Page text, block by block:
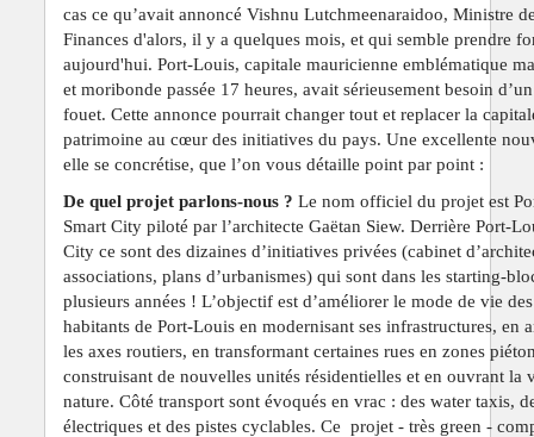
cas ce qu’avait annoncé Vishnu Lutchmeenaraidoo, Ministre
Finances d'alors, il y a quelques mois, et qui semble prendre
aujourd'hui. Port-Louis, capitale mauricienne emblématique
et moribonde passée 17 heures, avait sérieusement besoin
fouet. Cette annonce pourrait changer tout et replacer la
patrimoine au cœur des initiatives du pays. Une excellente
elle se concrétise, que l’on vous détaille point par point :
De quel projet parlons-nous ? Le nom officiel du projet est
Smart City piloté par l’architecte Gaëtan Siew. Derrière Port-
City ce sont des dizaines d’initiatives privées (cabinet
associations, plans d’urbanismes) qui sont dans les starting-
plusieurs années ! L’objectif est d’améliorer le mode de vie
habitants de Port-Louis en modernisant ses infrastructures, en
les axes routiers, en transformant certaines rues en zones
construisant de nouvelles unités résidentielles et en ouvrant la
nature. Côté transport sont évoqués en vrac : des water taxis,
électriques et des pistes cyclables. Ce projet - très green -